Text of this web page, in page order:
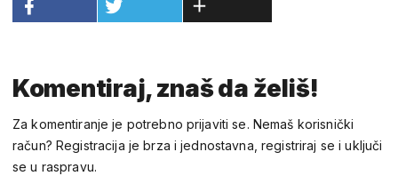
Komentiraj, znaš da želiš!
Za komentiranje je potrebno prijaviti se. Nemaš korisnički
račun? Registracija je brza i jednostavna, registriraj se i uključi
se u raspravu.